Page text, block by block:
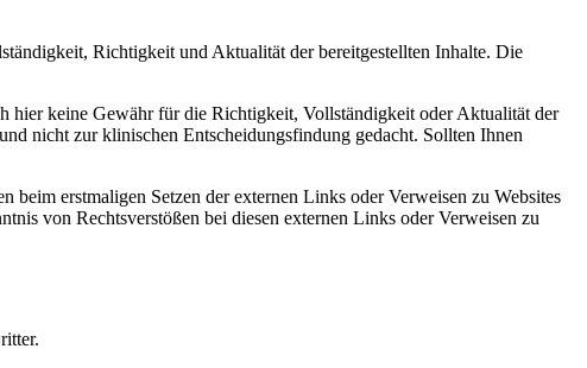
Richtigkeit und Aktualität der bereitgestellten Inhalte. Die
hier keine Gewähr für die Richtigkeit, Vollständigkeit oder Aktualität der
nicht zur klinischen Entscheidungsfindung gedacht. Sollten Ihnen
erstmaligen Setzen der externen Links oder Verweisen zu Websites
von Rechtsverstößen bei diesen externen Links oder Verweisen zu